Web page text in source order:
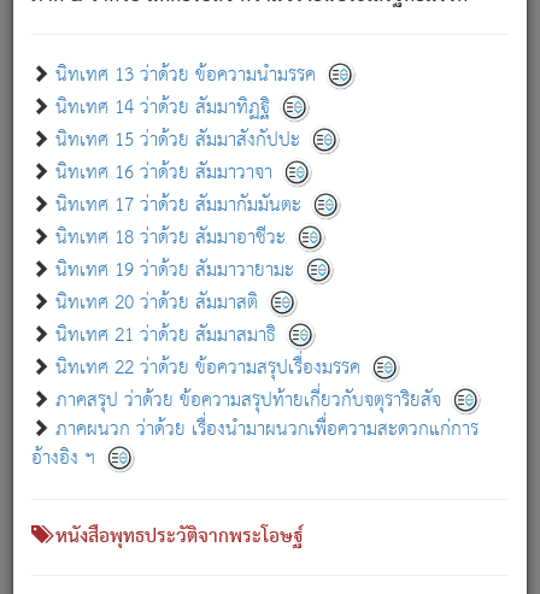
นิทเทศ 13 ว่าด้วย ข้อความนำมรรค
นิทเทศ 14 ว่าด้วย สัมมาทิฏฐิ
นิทเทศ 15 ว่าด้วย สัมมาสังกัปปะ
นิทเทศ 16 ว่าด้วย สัมมาวาจา
นิทเทศ 17 ว่าด้วย สัมมากัมมันตะ
นิทเทศ 18 ว่าด้วย สัมมาอาชีวะ
นิทเทศ 19 ว่าด้วย สัมมาวายามะ
นิทเทศ 20 ว่าด้วย สัมมาสติ
นิทเทศ 21 ว่าด้วย สัมมาสมาธิ
นิทเทศ 22 ว่าด้วย ข้อความสรุปเรื่องมรรค
ภาคสรุป ว่าด้วย ข้อความสรุปท้ายเกี่ยวกับจตุราริยสัจ
ภาคผนวก ว่าด้วย เรื่องนำมาผนวกเพื่อความสะดวกแก่การ
อ้างอิง ฯ
หนังสือพุทธประวัติจากพระโอษฐ์
เกี่ยวกับธรรมโฆษณ์ออนไลน์ (Disclaimer)
แม้ระบบ "ธรรมโฆษณ์ออนไลน์" พยายามปรับปรุงข้อมูลให้ถูกต้องมากที่สุด
ผู้ศึกษาก็พึงตรวจสอบกับตัวเล่มหนังสือต้นฉบับ ที่มีการพิมพ์ครั้งล่าสุด
ก่อนนำข้อมูลไปใช้ในการอ้างอิง"
เกี่ยวกับอัตถจารี|เกี่ยวกับการพัฒนา|แจ้งข้อผิดพลาด / แนะนำ
หนังสือที่เกี่ยวข้อง